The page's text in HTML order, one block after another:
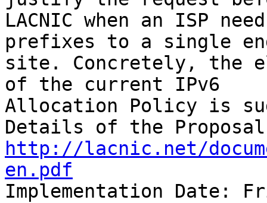
LACNIC when an ISP
prefixes to a single
site. Concretely, the
of the current IPv6
Allocation Policy is
http://lacnic.net/
en.pdf
Implementation Date: